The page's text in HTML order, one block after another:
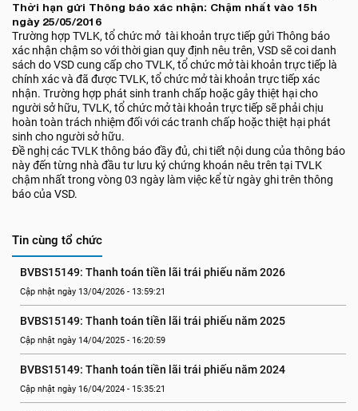
Thời hạn gửi Thông báo xác nhận: Chậm nhất vào 15h
ngày 25/05/2016
Trường hợp TVLK, tổ chức mở tài khoản trực tiếp gửi Thông báo
xác nhận chậm so với thời gian quy định nêu trên, VSD sẽ coi danh
sách do VSD cung cấp cho TVLK, tổ chức mở tài khoản trực tiếp là
chính xác và đã được TVLK, tổ chức mở tài khoản trực tiếp xác
nhận. Trường hợp phát sinh tranh chấp hoặc gây thiệt hại cho
người sở hữu, TVLK, tổ chức mở tài khoản trực tiếp sẽ phải chịu
hoàn toàn trách nhiệm đối với các tranh chấp hoặc thiệt hại phát
sinh cho người sở hữu.
Đề nghị các TVLK thông báo đầy đủ, chi tiết nội dung của thông báo
này đến từng nhà đầu tư lưu ký chứng khoán nêu trên tại TVLK
chậm nhất trong vòng 03 ngày làm việc kể từ ngày ghi trên thông
báo của VSD.
Tin cùng tổ chức
BVBS15149: Thanh toán tiền lãi trái phiếu năm 2026
Cập nhật ngày 13/04/2026 - 13:59:21
BVBS15149: Thanh toán tiền lãi trái phiếu năm 2025
Cập nhật ngày 14/04/2025 - 16:20:59
BVBS15149: Thanh toán tiền lãi trái phiếu năm 2024
Cập nhật ngày 16/04/2024 - 15:35:21